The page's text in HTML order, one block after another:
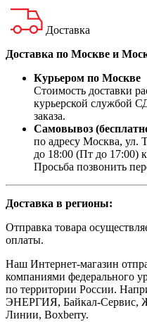
Доставка
Доставка по Москве и
Курьером по Москве
Стоимость доставки
курьерской службой
заказа.
Самовывоз
по адресу Москва, ул.
до 18:00 (Пт до 17:00)
Просьба позвонить
Доставка в регионы:
Отправка товара
оплаты.
Наш Интернет-магазин
компаниями федерального
по территории России.
ЭНЕРГИЯ, Байкал-Сервис,
Линии, Boxberry.